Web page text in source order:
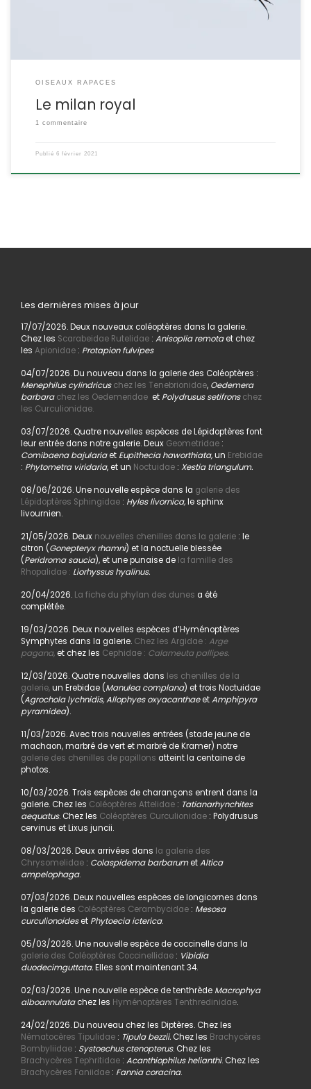
OISEAUX RAPACES
Le milan royal
1 commentaire
Publié 6 février 2021
Les dernières mises à jour
17/07/2026. Deux nouveaux coléoptères dans la galerie.
Chez les Scarabeidae Rutelidae: Anisoplia remotaet chez
les Apionidae: Protapion fulvipes
04/07/2026. Du nouveau dans la galerie des Coléoptères :
Menephilus cylindricus chez les Tenebrionidae,Oedemera
barbara chez les Oedemeridaeet Polydrusus setifrons chez
les Curculionidae.
03/07/2026. Quatre nouvelles espèces de Lépidoptères font
leur entrée dans notre galerie. Deux Geometridae:
Comibaena bajulariaet Eupithecia haworthiata,un Erebidae
: Phytometra viridaria, et un Noctuidae: Xestia triangulum.
08/06/2026. Une nouvelle espèce dans la galerie des
Lépidoptères Sphingidae: Hyles livornica,le sphinx
livournien.
21/05/2026. Deux nouvelles chenilles dans la galerie : le
citron (Gonepteryx rhamni) et la noctuelle blessée
(Peridroma saucia), et une punaise dela famille des
Rhopalidae : Liorhyssus hyalinus.
20/04/2026. La fiche du phylan des dunes a été
complétée.
19/03/2026. Deux nouvelles espèces d’Hyménoptères
Symphytes dans la galerie. Chez les Argidae : Arge
pagana,et chez les Cephidae : Calameuta pallipes.
12/03/2026. Quatre nouvelles dans les chenilles de la
galerie,un Erebidae (Manulea complana) et trois Noctuidae
(Agrochola lychnidis, Allophyes oxyacanthaeetAmphipyra
pyramidea).
11/03/2026. Avec trois nouvelles entrées (stade jeune de
machaon, marbré de vert et marbré de Kramer) notre
galerie des chenilles de papillons atteint la centaine de
photos.
10/03/2026. Trois espèces de charançons entrent dans la
galerie. Chez les Coléoptères Attelidae: Tatianarhynchites
aequatus. Chez les Coléoptères Curculionidae: Polydrusus
cervinus et Lixus juncii.
08/03/2026. Deux arrivées dans la galerie des
Chrysomelidae: Colaspidema barbarumetAltica
ampelophaga.
07/03/2026. Deux nouvelles espèces de longicornes dans
la galerie des Coléoptères Cerambycidae: Mesosa
curculionoideset Phytoecia icterica.
05/03/2026. Une nouvelle espèce de coccinelle dans la
galerie des Coléoptères Coccinellidae: Vibidia
duodecimguttata.Elles sont maintenant 34.
02/03/2026. Une nouvelle espèce de tenthrède Macrophya
alboannulatachez les Hyménoptères Tenthredinidae.
24/02/2026. Du nouveau chez les Diptères. Chez les
Nématocères Tipulidae: Tipula bezzii. Chez les Brachycères
Bombyliidae: Systoechus ctenopterus. Chez les
Brachycères Tephritidae: Acanthiophilus helianthi. Chez les
Brachycères Faniidae: Fannia coracina.